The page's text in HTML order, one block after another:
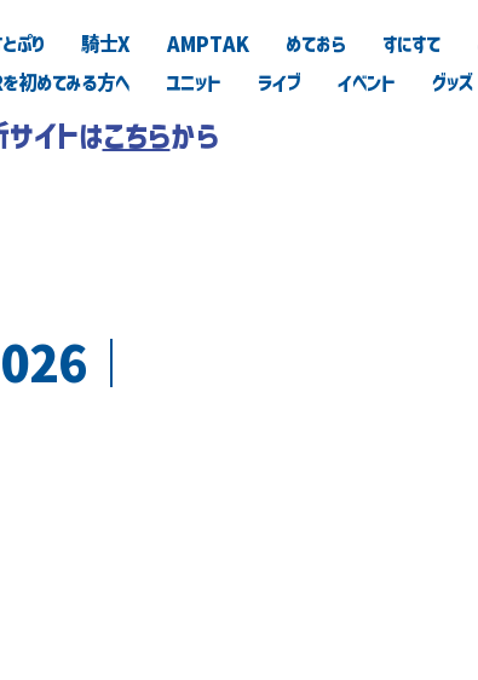
ぷり 騎士X AMPTAK めておら すにすて
初めてみる方へ
ユニット ライブ イベント グッズ
イトはこちらから
｜